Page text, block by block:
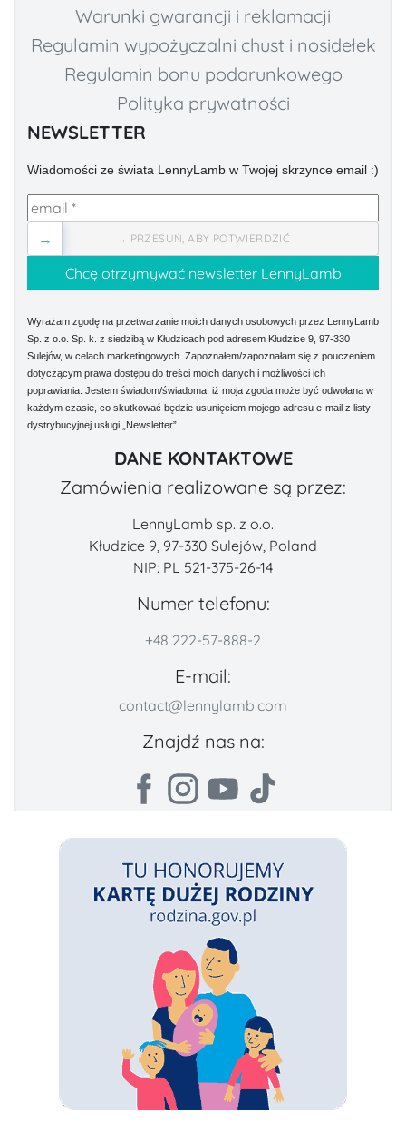
Warunki gwarancji i reklamacji
Regulamin wypożyczalni chust i nosidełek
Regulamin bonu podarunkowego
Polityka prywatności
NEWSLETTER
Wiadomości ze świata LennyLamb w Twojej skrzynce email :)
→ PRZESUŃ, ABY POTWIERDZIĆ
→
Wyrażam zgodę na przetwarzanie moich danych osobowych przez LennyLamb
Sp. z o.o. Sp. k. z siedzibą w Kłudzicach pod adresem Kłudzice 9, 97-330
Sulejów, w celach marketingowych. Zapoznałem/zapoznałam się z pouczeniem
dotyczącym prawa dostępu do treści moich danych i możliwości ich
poprawiania. Jestem świadom/świadoma, iż moja zgoda może być odwołana w
każdym czasie, co skutkować będzie usunięciem mojego adresu e-mail z listy
dystrybucyjnej usługi „Newsletter”.
DANE KONTAKTOWE
Zamówienia realizowane są przez:
LennyLamb sp. z o.o.
Kłudzice 9, 97-330 Sulejów, Poland
NIP: PL 521-375-26-14
Numer telefonu:
+48 222-57-888-2
E-mail:
contact@lennylamb.com
Znajdź nas na: